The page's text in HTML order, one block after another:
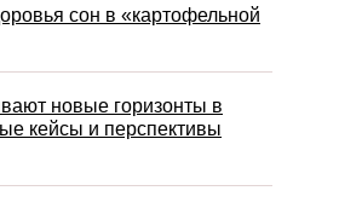
сон в «картофельной
новые горизонты в
кейсы и перспективы